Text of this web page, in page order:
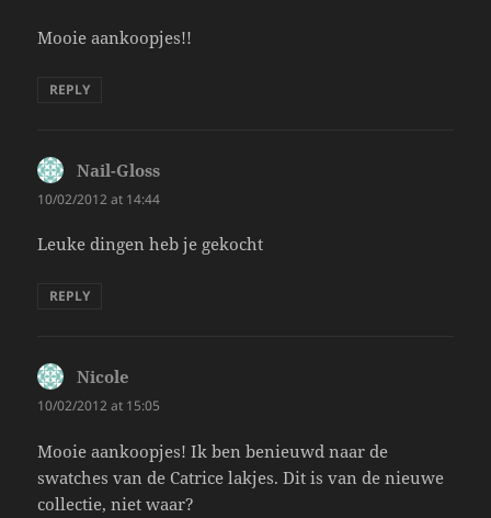
Mooie aankoopjes!!
REPLY
Nail-Gloss
10/02/2012 at 14:44
Leuke dingen heb je gekocht
REPLY
Nicole
10/02/2012 at 15:05
Mooie aankoopjes! Ik ben benieuwd naar de
swatches van de Catrice lakjes. Dit is van de nieuwe
collectie, niet waar?